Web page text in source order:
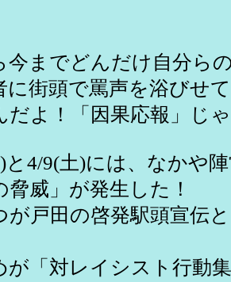
でどんだけ自分らの
に街頭で罵声を浴びせて
！「因果応報」じ
9(土)には、なかや陣
威」が発生した！
田の啓発駅頭宣伝と
対レイシスト行動集